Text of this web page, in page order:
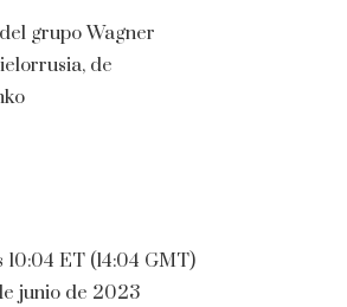
ET (14:04 GMT)
junio de 2023